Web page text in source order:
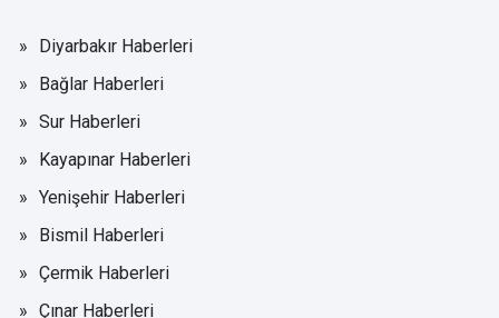
Diyarbakır Haberleri
Bağlar Haberleri
Sur Haberleri
Kayapınar Haberleri
Yenişehir Haberleri
Bismil Haberleri
Çermik Haberleri
Çınar Haberleri